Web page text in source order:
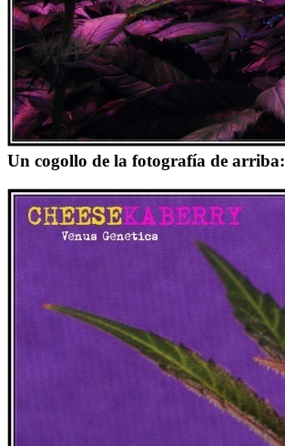
Un cogollo de la fotografía de arriba: